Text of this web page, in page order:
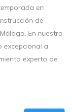
en
de
En nuestra
excepcional a
experto de